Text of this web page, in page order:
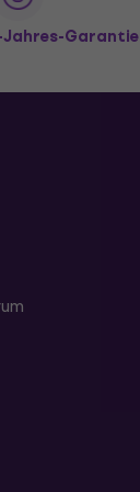
Garantie